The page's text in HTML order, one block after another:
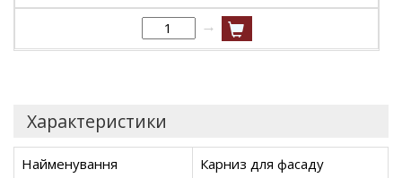
→
Характеристики
Найменування
Карниз для фасаду